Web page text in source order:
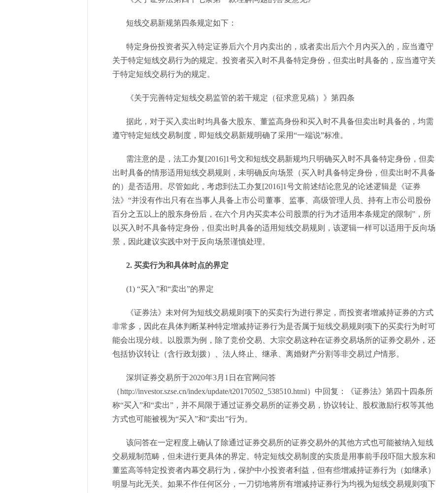
短线交易新规第四条规定如下：
特定身份投资者买入特定证券后六个月内卖出的，或者卖出后六个月内买入的，应当遵守
关于特定短线交易行为的规定。投资者买入时不具备特定身份，但卖出时具备的，应当遵守关
于特定短线交易行为的规定。
《关于完善特定短线交易监管的若干规定（征求意见稿）》第四条
据此，对于买入卖出时均具备大股东、董监高身份和买入时不具备但卖出时具备的，均需
遵守特定短线交易制度，即短线交易新规明确了采用“一端说”标准。
需注意的是，法工办复[2016]1号文和短线交易新规均只明确买入时不具备特定身份，但卖
出时具备的情形适用短线交易规则，未明确反向场景（买入时具备特定身份，但卖出时不具备
的）是否适用。尽管如此，考虑到法工办复[2016]1号文前述结论意见的论述逻辑是《证券
法》“并没有作出只有在当事人具备上市公司董事、监事、高级管理人员、持有上市公司股份
百分之五以上的股东身份后，在六个月内买卖本公司股票的行为才适用本条规定的限制”，所
以买入时不具备特定身份，但卖出时具备的适用短线交易规则，该逻辑一样可以适用于反向场
景，因此建议实践中对于反向场景谨慎处理。
2. 买卖行为和具体时点的界定
(1) “买入”和“卖出”的界定
《证券法》未对何为短线交易规则项下的买卖行为进行界定，而投资者增减持证券的方式
非常多，因此在具体判断某种特定增减持证券行为是否属于短线交易规则项下的买卖行为时可
能会出现分歧。以股票为例，除了竞价交易、大宗交易这种在证券交易场所的证券交易外，还
包括协议转让（含行政划拨）、法人终止、继承、离婚财产分割等非交易过户情形。
深圳证券交易所于2020年3月1日在官网问答
（http://investor.szse.cn/index/update/t20170502_538510.html）中回复：《证券法》第四十四条所
称“买入”和“卖出”，并不局限于通过证券交易所的证券交易，协议转让、股权激励行权等其他
方式也可能被视为“买入”和“卖出”行为。
该问答在一定程度上确认了除通过证券交易所的证券交易外的其他方式也可能被纳入短线
交易规制范畴，但未进行更具体的界定。特定短线交易制度的实质是用事前手段吓阻大股东和
董监高等特定投资者内幕交易行为，保护中小投资者利益，但有些增减持证券行为（如继承）
明显与此无关。如果不作任何区分，一刀切地将所有增减持证券行为均视为短线交易规则项下